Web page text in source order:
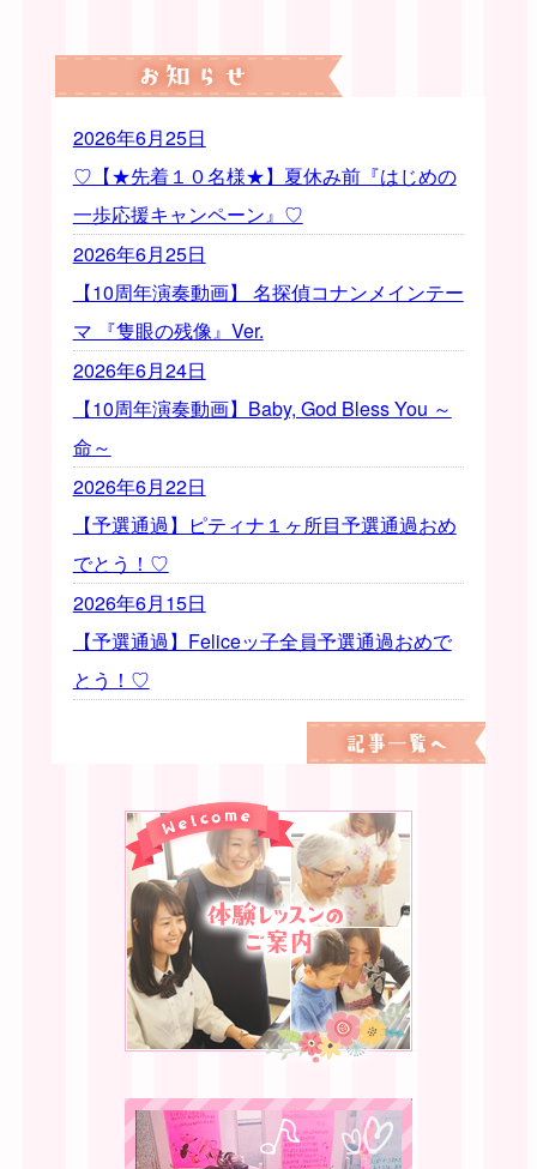
2026年6月25日
♡【★先着１０名様★】夏休み前『はじめの
一歩応援キャンペーン』♡
2026年6月25日
【10周年演奏動画】 名探偵コナンメインテー
マ 『隻眼の残像』Ver.
2026年6月24日
【10周年演奏動画】Baby, God Bless You ～
命～
2026年6月22日
【予選通過】ピティナ１ヶ所目予選通過おめ
でとう！♡
2026年6月15日
【予選通過】Feliceッ子全員予選通過おめで
とう！♡